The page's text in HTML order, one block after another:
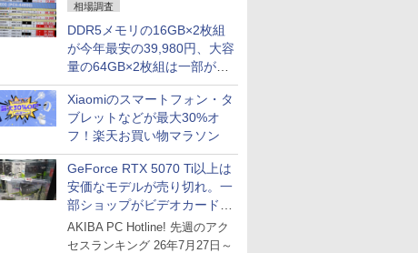
相場調査
DDR5メモリの16GB×2枚組
が今年最安の39,980円、大容
量の64GB×2枚組は一部が続
騰 [8月前半のメモリ価格]
Xiaomiのスマートフォン・タ
ブレットなどが最大30%オ
フ！楽天お買い物マラソン
GeForce RTX 5070 Ti以上は
安価なモデルが売り切れ。一
部ショップがビデオカードの
購入制限を実施したニュース
が注目を集める
AKIBA PC Hotline! 先週のアク
セスランキング 26年7月27日～